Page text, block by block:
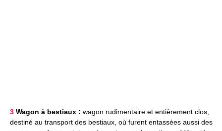
3 Wagon à bestiaux : wagon rudimentaire et entièrement clos,
destiné au transport des bestiaux, où furent entassées aussi des